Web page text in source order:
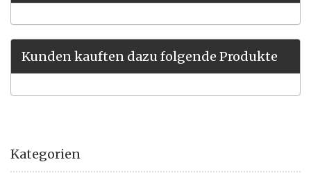
Kunden kauften dazu folgende Produkte
Kategorien